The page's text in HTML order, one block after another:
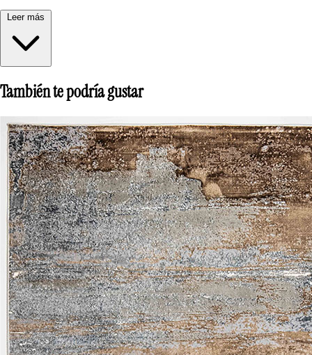
Leer más
También te podría gustar